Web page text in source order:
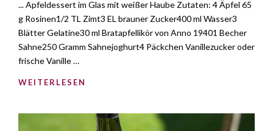
... Apfeldessert im Glas mit weißer Haube Zutaten: 4 Äpfel 65
g Rosinen1/2 TL Zimt3 EL brauner Zucker400 ml Wasser3
Blätter Gelatine30 ml Bratapfellikör von Anno 19401 Becher
Sahne250 Gramm Sahnejoghurt4 Päckchen Vanillezucker oder
frische Vanille …
WEITERLESEN